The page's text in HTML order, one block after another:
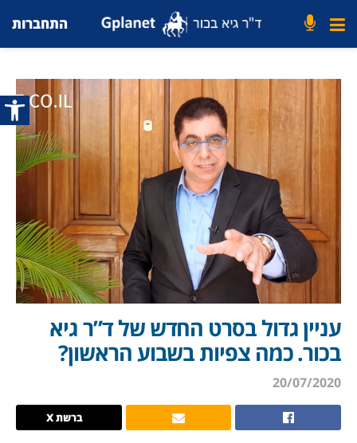
פתח
התחברות
עניין גדול בסרט החדש של ד”ר גיא
בכור. כמה צפיות בשבוע הראשון?
20/07/2020
ברשת X